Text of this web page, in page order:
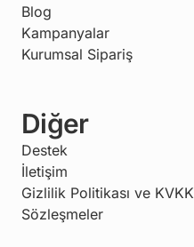
Blog
Kampanyalar
Kurumsal Sipariş
Diğer
Destek
İletişim
Gizlilik Politikası ve KVKK
Sözleşmeler